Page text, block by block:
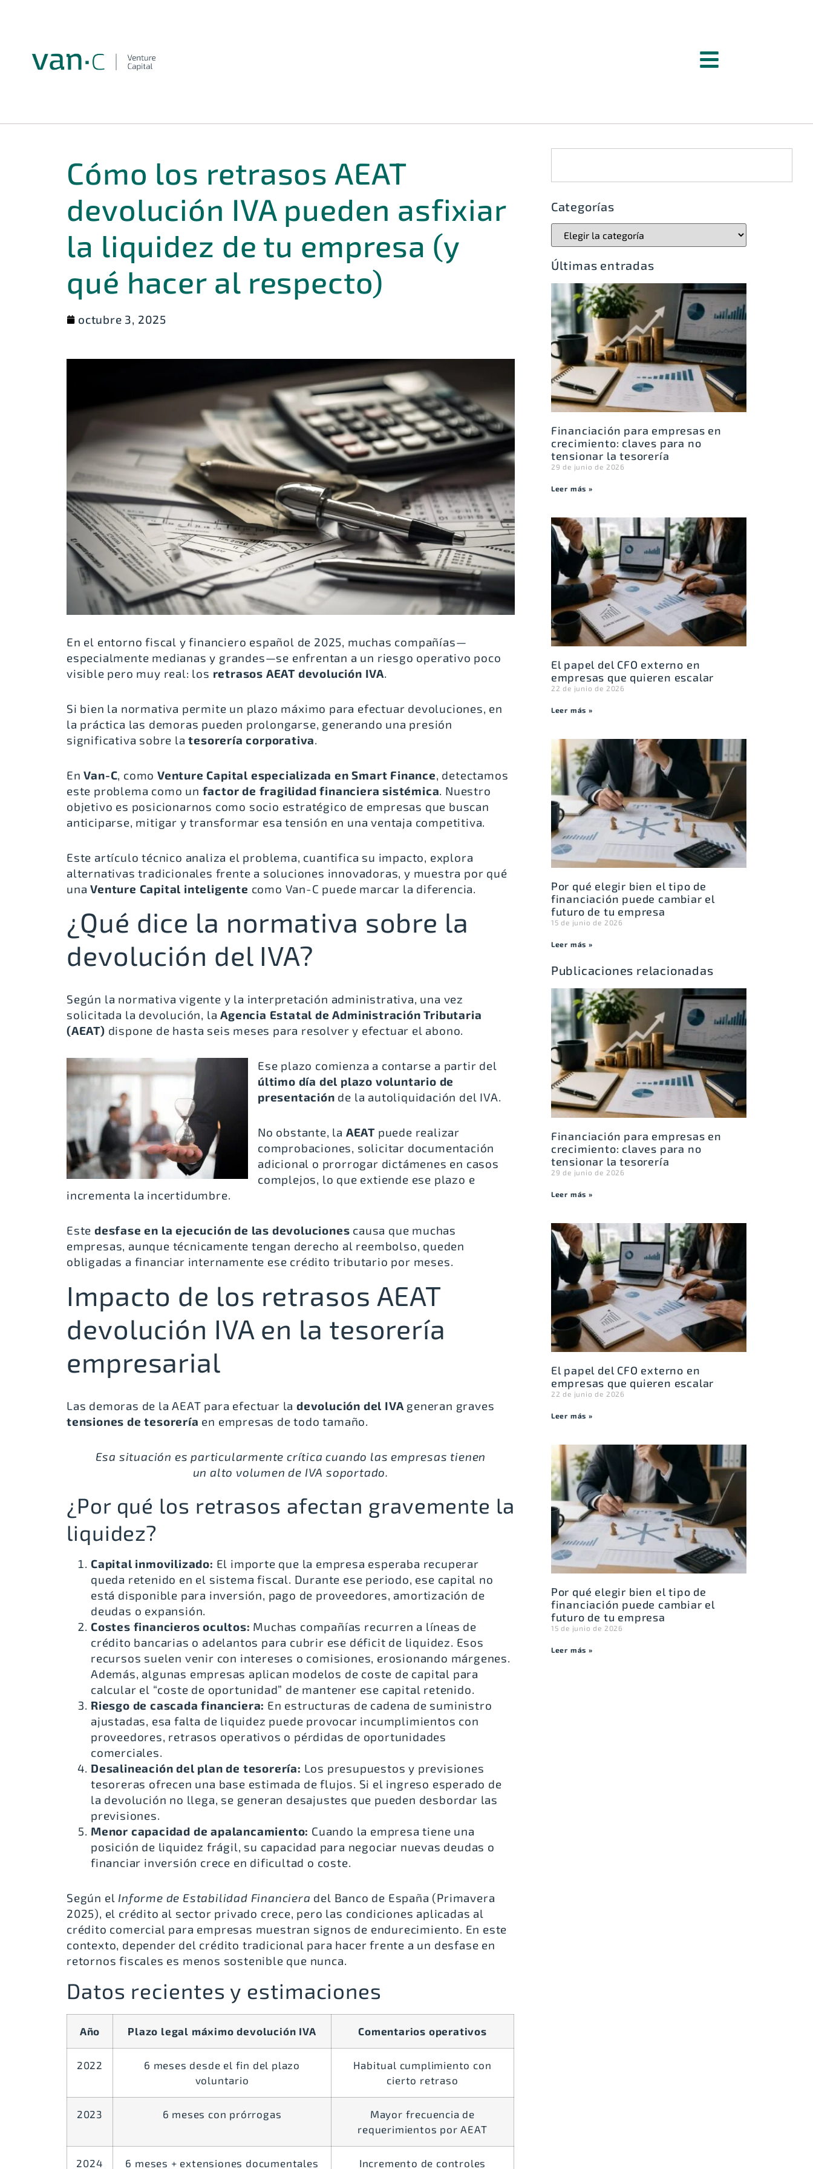
Cómo los retrasos AEAT
devolución IVA pueden asfixiar
la liquidez de tu empresa (y
qué hacer al respecto)
octubre 3, 2025
En el entorno fiscal y financiero español de 2025, muchas compañías—
especialmente medianas y grandes—se enfrentan a un riesgo operativo poco
visible pero muy real: los retrasos AEAT devolución IVA.
Si bien la normativa permite un plazo máximo para efectuar devoluciones, en
la práctica las demoras pueden prolongarse, generando una presión
significativa sobre latesorería corporativa.
EnVan-C, comoVenture Capital especializada en Smart Finance, detectamos
este problema como un factor de fragilidad financiera sistémica. Nuestro
objetivo es posicionarnos como socio estratégico de empresas que buscan
anticiparse, mitigar y transformar esa tensión en una ventaja competitiva.
Este artículo técnico analiza el problema, cuantifica su impacto, explora
alternativas tradicionales frente a soluciones innovadoras, y muestra por qué
unaVenture Capital inteligente como Van-C puede marcar la diferencia.
¿Qué dice la normativa sobre la
devolución del IVA?
Según la normativa vigente y la interpretación administrativa, una vez
solicitada la devolución, laAgencia Estatal de Administración Tributaria
(AEAT) dispone de hasta seis meses para resolver y efectuar el abono.
Ese plazo comienza a contarse a partir del
último día del plazo voluntario de
presentación de la autoliquidación del IVA.
No obstante, la AEAT puede realizar
comprobaciones, solicitar documentación
adicional o prorrogar dictámenes en casos
complejos, lo que extiende ese plazo e
incrementa la incertidumbre.
Este desfase en la ejecución de las devoluciones causa que muchas
empresas, aunque técnicamente tengan derecho al reembolso, queden
obligadas a financiar internamente ese crédito tributario por meses.
Impacto de los retrasos AEAT
devolución IVA en la tesorería
empresarial
Las demoras de la AEAT para efectuar la devolución del IVA generan graves
tensiones de tesorería en empresas de todo tamaño.
Esa situación es particularmente crítica cuando las empresas tienen
un alto volumen de IVA soportado.
¿Por qué los retrasos afectan gravemente la
liquidez?
Capital inmovilizado: El importe que la empresa esperaba recuperar
queda retenido en el sistema fiscal. Durante ese periodo, ese capital no
está disponible para inversión, pago de proveedores, amortización de
deudas o expansión.
Costes financieros ocultos: Muchas compañías recurren a líneas de
crédito bancarias o adelantos para cubrir ese déficit de liquidez. Esos
recursos suelen venir con intereses o comisiones, erosionando márgenes.
Además, algunas empresas aplican modelos de coste de capital para
calcular el “coste de oportunidad” de mantener ese capital retenido.
Riesgo de cascada financiera: En estructuras de cadena de suministro
ajustadas, esa falta de liquidez puede provocar incumplimientos con
proveedores, retrasos operativos o pérdidas de oportunidades
comerciales.
Desalineación del plan de tesorería: Los presupuestos y previsiones
tesoreras ofrecen una base estimada de flujos. Si el ingreso esperado de
la devolución no llega, se generan desajustes que pueden desbordar las
previsiones.
Menor capacidad de apalancamiento: Cuando la empresa tiene una
posición de liquidez frágil, su capacidad para negociar nuevas deudas o
financiar inversión crece en dificultad o coste.
Según el Informe de Estabilidad Financiera del Banco de España (Primavera
2025), el crédito al sector privado crece, pero las condiciones aplicadas al
crédito comercial para empresas muestran signos de endurecimiento. En este
contexto, depender del crédito tradicional para hacer frente a un desfase en
retornos fiscales es menos sostenible que nunca.
Datos recientes y estimaciones
Año Plazo legal máximo devolución IVA Comentarios operativos
2022
6 meses desde el fin del plazo
voluntario
Habitual cumplimiento con
cierto retraso
2023 6 meses con prórrogas
Mayor frecuencia de
requerimientos por AEAT
2024 6 meses + extensiones documentales Incremento de controles
Categorías
Últimas entradas
Financiación para empresas en
crecimiento: claves para no
tensionar la tesorería
29 de junio de 2026
Leer más »
El papel del CFO externo en
empresas que quieren escalar
22 de junio de 2026
Leer más »
Por qué elegir bien el tipo de
financiación puede cambiar el
futuro de tu empresa
15 de junio de 2026
Leer más »
Publicaciones relacionadas
Financiación para empresas en
crecimiento: claves para no
tensionar la tesorería
29 de junio de 2026
Leer más »
El papel del CFO externo en
empresas que quieren escalar
22 de junio de 2026
Leer más »
Por qué elegir bien el tipo de
financiación puede cambiar el
futuro de tu empresa
15 de junio de 2026
Leer más »